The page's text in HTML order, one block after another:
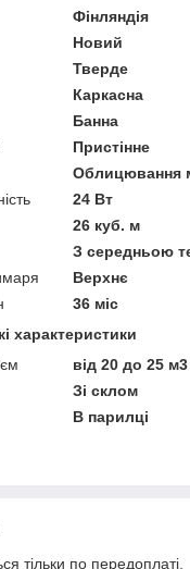
Фінляндія
Новий
Тверде
Каркасна
Банна
Пристінне
Облицювання
24 Вт
26 куб. м
З середньою
Верхнє
36 міс
характеристики
від 20 до 25 м3
Зі склом
В парилці
тільки по передоплаті.